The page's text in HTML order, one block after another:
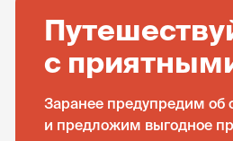
с
Заранее предупредим об
и предложим выгодное